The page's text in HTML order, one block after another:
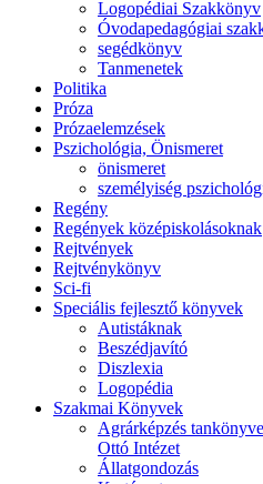
Logopédiai Szakkönyv
Óvodapedagógiai
segédkönyv
Tanmenetek
Politika
Próza
Prózaelemzések
Pszichológia, Önismeret
önismeret
személyiség
Regény
Regények középiskolásoknak
Rejtvények
Rejtvénykönyv
Sci-fi
Speciális fejlesztő könyvek
Autistáknak
Beszédjavító
Diszlexia
Logopédia
Szakmai Könyvek
Agrárképzés
Ottó Intézet
Állatgondozás